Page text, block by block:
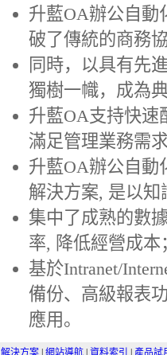
升藍OA辦公自動
破了傳統的商務
同時，以具有先
獨樹一幟，成為
升藍OA支持快速
滿足管理業務需
升藍OA辦公自動
解決方案, 是以
集中了成熟的數
率, 降低經營成本
基於Intranet/
備份、高級報表
應用。
解決方案 網站導航 資料索引 產品試